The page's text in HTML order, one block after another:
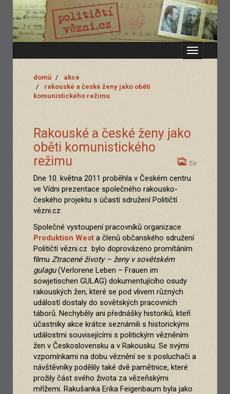
Zobrazit
domů
akce
rakouské a české ženy jako oběti
komunistického režimu
Rakouské a české ženy jako
oběti komunistického
režimu
5x
Dne 10. května 2011 proběhla v Českém centru
ve Vídni prezentace společného rakousko-
českého projektu s účastí sdružení Političtí
vězni.cz.
Společné vystoupení pracovníků organizace
Produktion West a členů občanského sdružení
Političtí vězni.cz bylo doprovázeno promítáním
filmu Ztracené životy – ženy v sovětském
gulagu(Verlorene Leben – Frauen im
sowjetischen GULAG) dokumentujícího osudy
rakouských žen, které se pod vlivem různých
událostí dostaly do sovětských pracovních
táborů. Nechyběly ani přednášky historiků, kteří
účastníky akce krátce seznámili s historickými
událostmi souvisejícími s politickým vězněním
žen v Československu a v Rakousku. Se svými
vzpomínkami na dobu věznění se s posluchači a
návštěvníky podělily také dvě pamětnice, které
prožily část svého života za vězeňskými
mřížemi. Rakušanka Erika Feigenbaum byla jako